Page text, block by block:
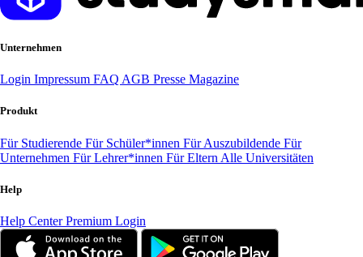
Unternehmen
Login Impressum FAQ AGB Presse Magazine
Produkt
Für Studierende Für Schüler*innen Für Auszubildende Für
Unternehmen Für Lehrer*innen Für Eltern Alle Universitäten
Help
Help CenterPremium Login